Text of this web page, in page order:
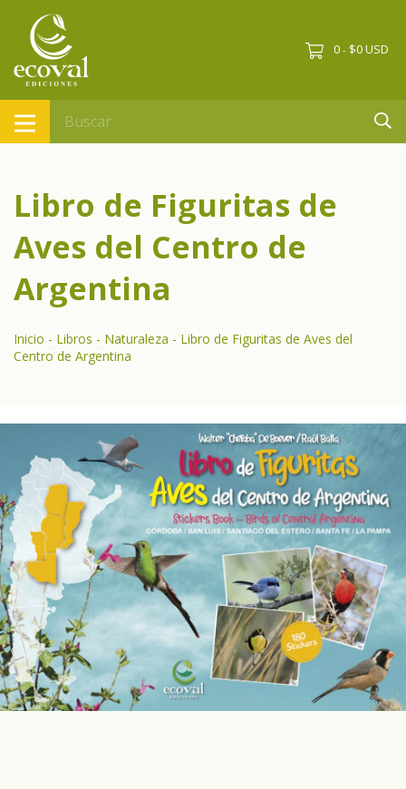
0 - $0 USD
Libro de Figuritas de
Aves del Centro de
Argentina
Inicio - Libros - Naturaleza - Libro de Figuritas de Aves del
Centro de Argentina